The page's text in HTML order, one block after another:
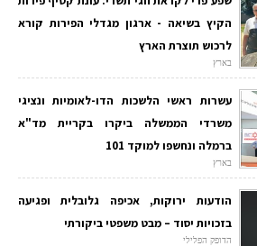
הקיץ בשיאה - ארגון מגדלי הפירות קורא
לרכוש תוצרת הארץ
בארץ
עשרות ראשי הלשכות הדו-לאומיות ונציגי
משרדי הממשלה ביקרו בקריית מד"א
ברמלה ונחשפו למוקד 101
בארץ
הודעות ירוקות, אכיפה גלובלית ופגיעה
בזכויות יסוד – מבט משפטי ביקורתי
הדופק הפלילי